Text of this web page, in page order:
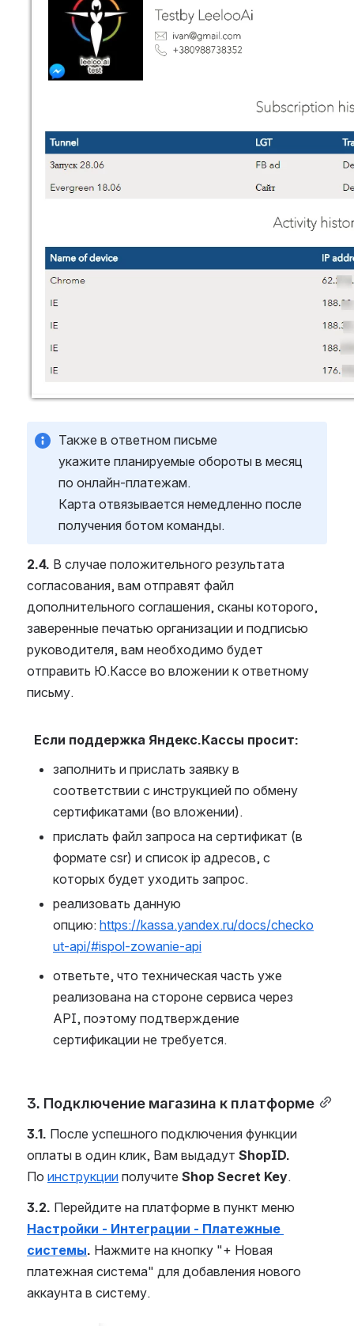
Также в ответном письме
укажите планируемые обороты в месяц
по онлайн-платежам.
Карта отвязывается немедленно после
получения ботом команды.
2.4. В случае положительного результата
согласования, вам отправят файл
дополнительного соглашения, сканы которого,
заверенные печатью организации и подписью
руководителя, вам необходимо будет
отправить Ю.Кассе во вложении к ответному
письму.
Если поддержка Яндекс.Кассы просит:
заполнить и прислать заявку в
соответствии с инструкцией по обмену
сертификатами (во вложении).
прислать файл запроса на сертификат (в
формате csr) и список ip адресов, с
которых будет уходить запрос.
реализовать данную
опцию: https://kassa.yandex.ru/docs/checko
ut-api/#ispol-zowanie-api
ответьте, что техническая часть уже
реализована на стороне сервиса через
API, поэтому подтверждение
сертификации не требуется.
3. Подключение магазина к платформе
3.1. После успешного подключения функции
оплаты в один клик, Вам выдадут
По инструкции получите Shop Secret Key.
3.2.
Настройки - Интеграции - Платежные
системы. Нажмите на кнопку "+ Новая
платежная система" для добавления нового
аккаунта в систему.